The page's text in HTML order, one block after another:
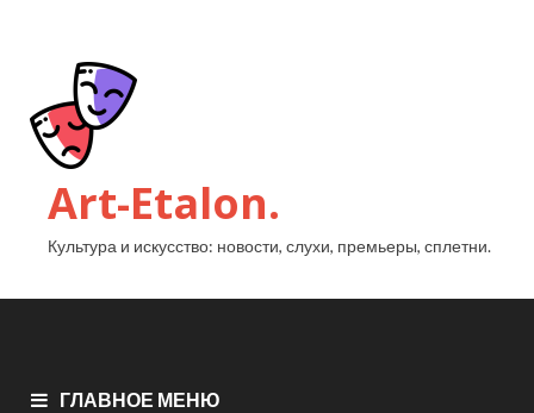
Art-Etalon.
Культура и искусство: новости, слухи, премьеры, сплетни.
ГЛАВНОЕ МЕНЮ